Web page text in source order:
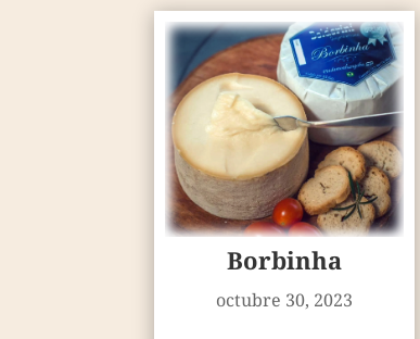
Borbinha
octubre 30, 2023